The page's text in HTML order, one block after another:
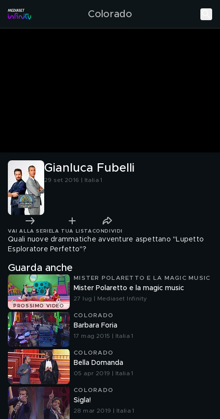
Colorado
Gianluca Fubelli
29 set 2016 | Italia 1
VAI ALLA SERIE LA TUA LISTA CONDIVIDI
Quali nuove drammatiche avventure aspettano "Lupetto
Esploratore Perfetto"?
Guarda anche
PROSSIMO VIDEO
MISTER POLARETTO E LA MAGIC MUSIC
Mister Polaretto e la magic music
27 lug | Mediaset Infinity
COLORADO
Barbara Foria
17 mag 2015 | Italia 1
COLORADO
Bella Domanda
05 apr 2019 | Italia 1
COLORADO
Sigla!
28 mar 2019 | Italia 1